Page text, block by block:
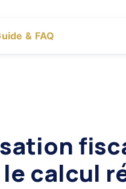
& FAQ
calcul